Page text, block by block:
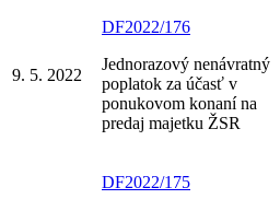
9. 5. 2022
DF2022/176
Jednorazový nenávratný
poplatok za účasť v
ponukovom konaní na
predaj majetku ŽSR
DF2022/175